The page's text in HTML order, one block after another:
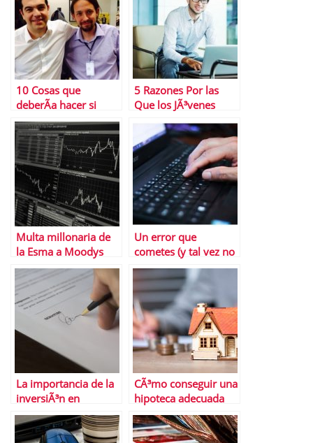
10 Cosas que
deberÃ­a hacer si
Podemos decide
imitar el modelo
Griego
5 Razones Por las
Que los JÃ³venes
Quieren Ser
Emprendedores
Multa millonaria de
la Esma a Moodys
Un error que
cometes (y tal vez no
sabes) en tus finanzas
personales
La importancia de la
inversiÃ³n en
proyectos digitales
CÃ³mo conseguir una
hipoteca adecuada
para ti